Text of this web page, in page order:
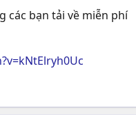
các bạn tải về miễn phí